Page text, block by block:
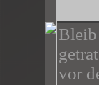
vor